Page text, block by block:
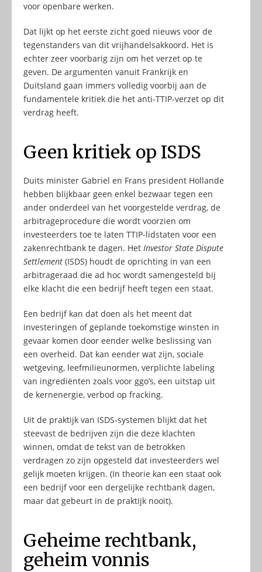
voor openbare werken.
Dat lijkt op het eerste zicht goed nieuws voor de
tegenstanders van dit vrijhandelsakkoord. Het is
echter zeer voorbarig zijn om het verzet op te
geven. De argumenten vanuit Frankrijk en
Duitsland gaan immers volledig voorbij aan de
fundamentele kritiek die het anti-TTIP-verzet op dit
verdrag heeft.
Geen kritiek op ISDS
Duits minister Gabriel en Frans president Hollande
hebben blijkbaar geen enkel bezwaar tegen een
ander onderdeel van het voorgestelde verdrag, de
arbitrageprocedure die wordt voorzien om
investeerders toe te laten TTIP-lidstaten voor een
zakenrechtbank te dagen. Het Investor State Dispute
Settlement (ISDS) houdt de oprichting in van een
arbitrageraad die ad hoc wordt samengesteld bij
elke klacht die een bedrijf heeft tegen een staat.
Een bedrijf kan dat doen als het meent dat
investeringen of geplande toekomstige winsten in
gevaar komen door eender welke beslissing van
een overheid. Dat kan eender wat zijn, sociale
wetgeving, leefmilieunormen, verplichte labeling
van ingrediënten zoals voor ggo’s, een uitstap uit
de kernenergie, verbod op fracking.
Uit de praktijk van ISDS-systemen blijkt dat het
steevast de bedrijven zijn die deze klachten
winnen, omdat de tekst van de betrokken
verdragen zo zijn opgesteld dat investeerders wel
gelijk moeten krijgen. (In theorie kan een staat ook
een bedrijf voor een dergelijke rechtbank dagen,
maar dat gebeurt in de praktijk nooit).
Geheime rechtbank,
geheim vonnis